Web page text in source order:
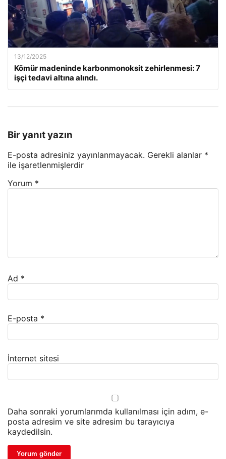
13/12/2025
Kömür madeninde karbonmonoksit zehirlenmesi: 7
işçi tedavi altına alındı.
Bir yanıt yazın
E-posta adresiniz yayınlanmayacak. Gerekli alanlar *
ile işaretlenmişlerdir
Yorum *
Ad *
E-posta *
İnternet sitesi
Daha sonraki yorumlarımda kullanılması için adım, e-
posta adresim ve site adresim bu tarayıcıya
kaydedilsin.